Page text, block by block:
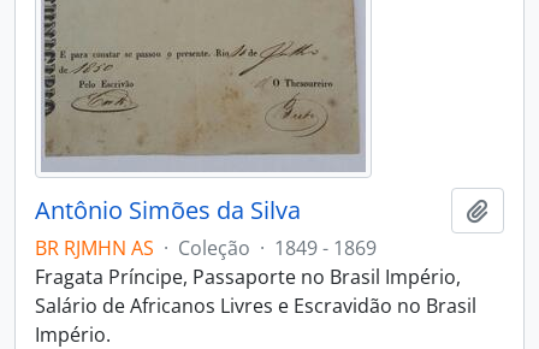
Antônio Simões da Silva
BR RJMHN AS · Coleção · 1849 - 1869
Fragata Príncipe, Passaporte no Brasil Império,
Salário de Africanos Livres e Escravidão no Brasil
Império.